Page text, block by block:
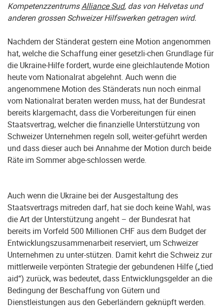
KompetenzzentrumsAlliance Sud, das von Helvetas und
anderen grossen Schweizer Hilfswerken getragen wird.
Nachdem der Ständerat gestern eine Motion angenommen
hat, welche die Schaffung einer gesetzli-chen Grundlage für
die Ukraine-Hilfe fordert, wurde eine gleichlautende Motion
heute vom Nationalrat abgelehnt. Auch wenn die
angenommene Motion des Ständerats nun noch einmal
vom Nationalrat beraten werden muss, hat der Bundesrat
bereits klargemacht, dass die Vorbereitungen für einen
Staatsvertrag, welcher die finanzielle Unterstützung von
Schweizer Unternehmen regeln soll, weiter-geführt werden
und dass dieser auch bei Annahme der Motion durch beide
Räte im Sommer abge-schlossen werde.
Auch wenn die Ukraine bei der Ausgestaltung des
Staatsvertrags mitreden darf, hat sie doch keine Wahl, was
die Art der Unterstützung angeht – der Bundesrat hat
bereits im Vorfeld 500 Millionen CHF aus dem Budget der
Entwicklungszusammenarbeit reserviert, um Schweizer
Unternehmen zu unter-stützen. Damit kehrt die Schweiz zur
mittlerweile verpönten Strategie der gebundenen Hilfe („tied
aid“) zurück, was bedeutet, dass Entwicklungsgelder an die
Bedingung der Beschaffung von Gütern und
Dienstleistungen aus den Geberländern geknüpft werden.